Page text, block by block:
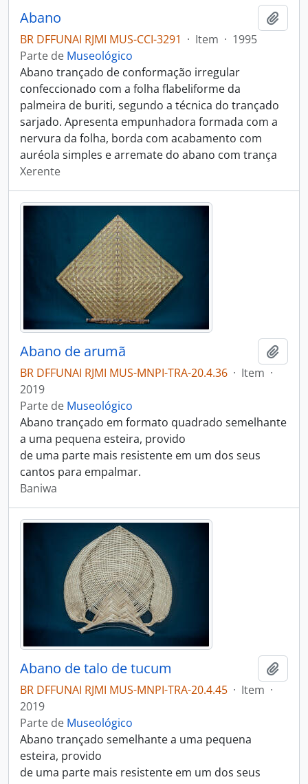
Abano
BR DFFUNAI RJMI MUS-CCI-3291 · Item · 1995
Parte de Museológico
Abano trançado de conformação irregular
confeccionado com a folha flabeliforme da
palmeira de buriti, segundo a técnica do trançado
sarjado. Apresenta empunhadora formada com a
nervura da folha, borda com acabamento com
auréola simples e arremate do abano com trança
Xerente
Abano de arumã
BR DFFUNAI RJMI MUS-MNPI-TRA-20.4.36 · Item ·
2019
Parte de Museológico
Abano trançado em formato quadrado semelhante
a uma pequena esteira, provido
de uma parte mais resistente em um dos seus
cantos para empalmar.
Baniwa
Abano de talo de tucum
BR DFFUNAI RJMI MUS-MNPI-TRA-20.4.45 · Item ·
2019
Parte de Museológico
Abano trançado semelhante a uma pequena
esteira, provido
de uma parte mais resistente em um dos seus